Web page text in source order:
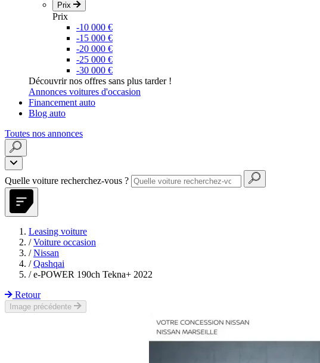
Prix
Prix
-10 000 €
-15 000 €
-20 000 €
-25 000 €
-30 000 €
Découvrir nos offres sans plus tarder !
Annonces voitures d'occasion
Financement auto
Blog auto
Toutes nos annonces
Quelle voiture recherchez-vous ?
Leasing voiture
/ Voiture occasion
/ Nissan
/ Qashqai
/ e-POWER 190ch Tekna+ 2022
Retour
Image précédente